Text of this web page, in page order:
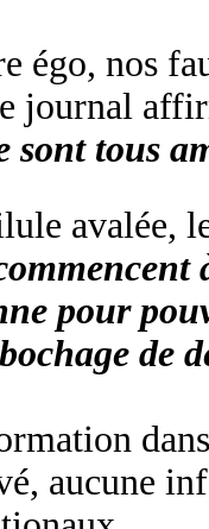
égo, nos
journal
sont tous
avalée,
pour
de
aucune